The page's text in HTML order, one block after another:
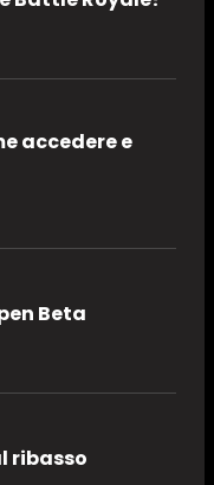
accedere e
Beta
ribasso